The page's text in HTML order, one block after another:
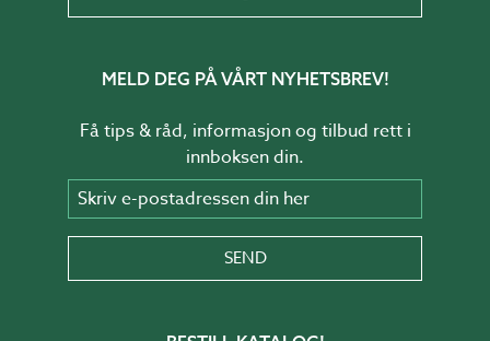
MELD DEG PÅ VÅRT NYHETSBREV!
Få tips & råd, informasjon og tilbud rett i
innboksen din.
Skriv e-postadressen din her
SEND